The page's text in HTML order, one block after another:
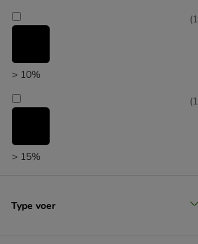
> 10%
(1
> 15%
(1
Type voer